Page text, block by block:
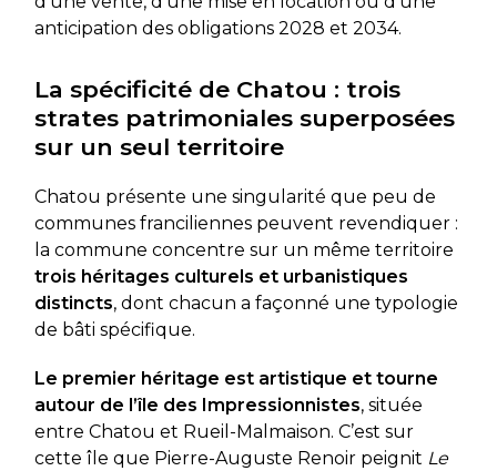
anticipation des obligations 2028 et 2034.
La spécificité de Chatou : trois
strates patrimoniales superposées
sur un seul territoire
Chatou présente une singularité que peu de
communes franciliennes peuvent revendiquer :
la commune concentre sur un même territoire
trois héritages culturels et urbanistiques
distincts, dont chacun a façonné une typologie
de bâti spécifique.
Le premier héritage est artistique et tourne
autour de l’île des Impressionnistes, située
entre Chatou et Rueil-Malmaison. C’est sur
cette île que Pierre-Auguste Renoir peignit Le